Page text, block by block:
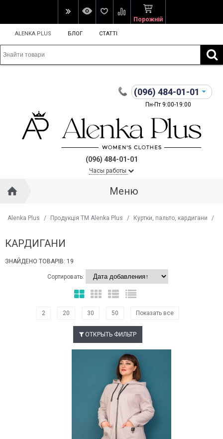
Порожній
ALENKA PLUS БЛОГ СТАТТІ
(096) 484-01-01
Пн-Пт 9:00-19:00
(096) 484-01-01
Часы работы
Меню
Alenka Plus / Продукція ТМ Alenka Plus / Куртки, пальто, кардигани /
КАРДИГАНИ
ЗНАЙДЕНО ТОВАРІВ: 19
Сортировать:
2 20 30 50 Показать все
ОТКРЫТЬ ФИЛЬТР
Наклейки Варіант з %